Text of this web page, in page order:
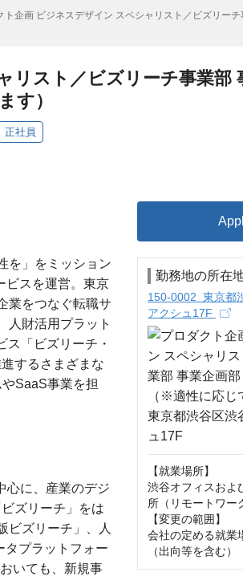
ト企画 ビジネスデザイン スペシャリスト／ビズリー
スト／ビズリーチ事業部
す）
正社員
を」をミッション
ビスを運営。東京
業をつなぐ転職サ
人財活用プラット
「ビズリーチ・
するさまざまな
SaaS事業を担
心に、産業のデジ
ズリーチ」をは
ビズリーチ」、人
タプラットフォー
いても、新規事
勤務地の所在
150-0002 東京都
アクシュ17F
【就業場所】
渋谷オフィスおよ
所（リモートワー
【変更の範囲】
会社の定める就業
（出向等を含む）